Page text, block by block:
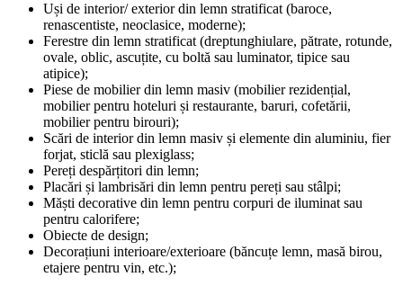
Uși de interior/ exterior din lemn stratificat (baroce,
renascentiste, neoclasice, moderne);
Ferestre din lemn stratificat (dreptunghiulare, pătrate, rotunde,
ovale, oblic, ascuțite, cu boltă sau luminator, tipice sau
atipice);
Piese de mobilier din lemn masiv (mobilier rezidențial,
mobilier pentru hoteluri și restaurante, baruri, cofetării,
mobilier pentru birouri);
Scări de interior din lemn masiv și elemente din aluminiu, fier
forjat, sticlă sau plexiglass;
Pereți despărțitori din lemn;
Placări și lambrisări din lemn pentru pereți sau stâlpi;
Măști decorative din lemn pentru corpuri de iluminat sau
pentru calorifere;
Obiecte de design;
Decorațiuni interioare/exterioare (băncuțe lemn, masă birou,
etajere pentru vin, etc.);